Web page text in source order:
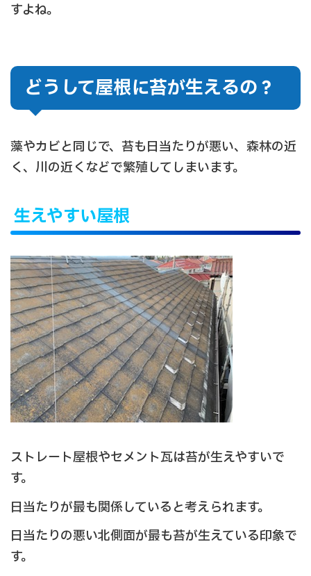
すよね。
どうして屋根に苔が生えるの？
藻やカビと同じで、苔も日当たりが悪い、森林の近
く、川の近くなどで繁殖してしまいます。
生えやすい屋根
ストレート屋根やセメント瓦は苔が生えやすいで
す。
日当たりが最も関係していると考えられます。
日当たりの悪い北側面が最も苔が生えている印象で
す。